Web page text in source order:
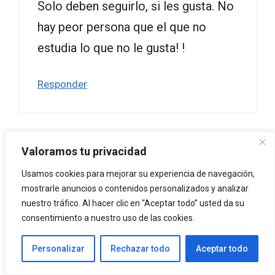
Valoramos tu privacidad
Usamos cookies para mejorar su experiencia de navegación,
mostrarle anuncios o contenidos personalizados y analizar
nuestro tráfico. Al hacer clic en “Aceptar todo” usted da su
consentimiento a nuestro uso de las cookies.
Personalizar Rechazar todo Aceptar todo
Solo deben seguirlo, si les gusta. No
hay peor persona que el que no
estudia lo que no le gusta! !
Responder
Natima
a las 01:13
Solo deben seguirlo, si les gusta. No
hay peor persona que el que estudia